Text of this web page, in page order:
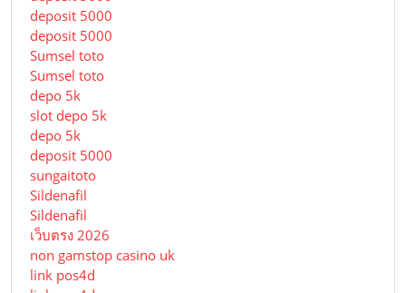
deposit 5000
deposit 5000
Sumsel toto
Sumsel toto
depo 5k
slot depo 5k
depo 5k
deposit 5000
sungaitoto
Sildenafil
Sildenafil
เว็บตรง 2026
non gamstop casino uk
link pos4d